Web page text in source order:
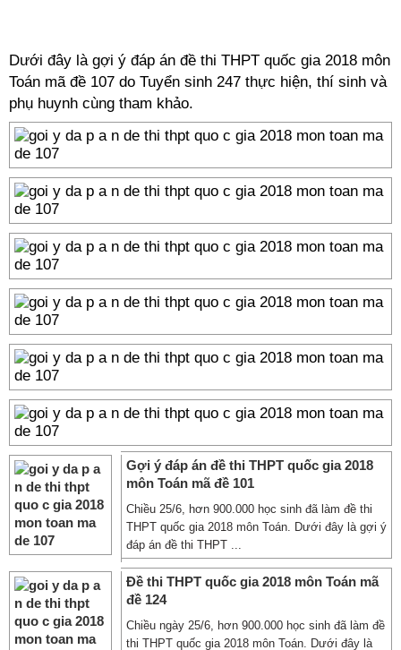
Dưới đây là gợi ý đáp án đề thi THPT quốc gia 2018 môn
Toán mã đề 107 do Tuyển sinh 247 thực hiện, thí sinh và
phụ huynh cùng tham khảo.
Gợi ý đáp án đề thi THPT quốc gia 2018
môn Toán mã đề 101
Chiều 25/6, hơn 900.000 học sinh đã làm đề thi
THPT quốc gia 2018 môn Toán. Dưới đây là gợi ý
đáp án đề thi THPT ...
Đề thi THPT quốc gia 2018 môn Toán mã
đề 124
Chiều ngày 25/6, hơn 900.000 học sinh đã làm đề
thi THPT quốc gia 2018 môn Toán. Dưới đây là